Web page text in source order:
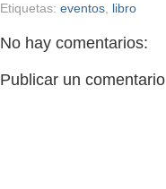
Etiquetas: eventos libro
No hay comentarios:
Publicar un comentario